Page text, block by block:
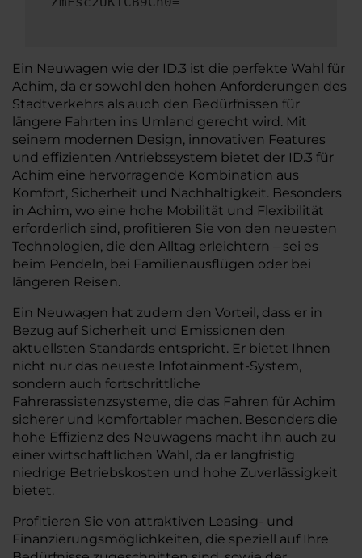
Ein Neuwagen wie der ID.3 ist die perfekte Wahl für
Achim, da er sowohl den hohen Anforderungen des
Stadtverkehrs als auch den Bedürfnissen für
längere Fahrten ins Umland gerecht wird. Mit
seinem modernen Design, innovativen Features
und effizienten Antriebssystem bietet der ID.3 für
Achim eine hervorragende Kombination aus
Komfort, Sicherheit und Nachhaltigkeit. Besonders
in Achim, wo eine hohe Mobilität und Flexibilität
erforderlich sind, profitieren Sie von den neuesten
Technologien, die den Alltag erleichtern – sei es
beim Pendeln, bei Familienausflügen oder bei
längeren Reisen.
Ein Neuwagen hat zudem den Vorteil, dass er in
Bezug auf Sicherheit und Emissionen den
aktuellsten Standards entspricht. Er bietet Ihnen
nicht nur das neueste Infotainment-System,
sondern auch fortschrittliche
Fahrerassistenzsysteme, die das Fahren für Achim
sicherer und komfortabler machen. Besonders die
hohe Effizienz des Neuwagens macht ihn auch zu
einer wirtschaftlichen Wahl, da er langfristig
niedrige Betriebskosten und hohe Zuverlässigkeit
bietet.
Profitieren Sie von attraktiven Leasing- und
Finanzierungsmöglichkeiten, die speziell auf Ihre